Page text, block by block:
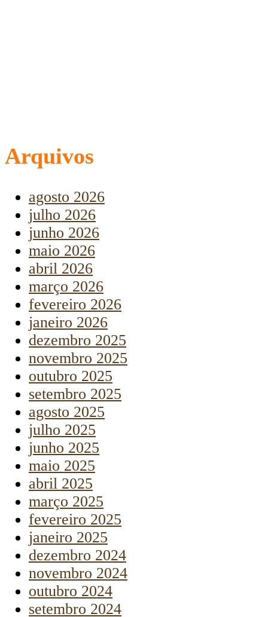
Arquivos
agosto 2026
julho 2026
junho 2026
maio 2026
abril 2026
março 2026
fevereiro 2026
janeiro 2026
dezembro 2025
novembro 2025
outubro 2025
setembro 2025
agosto 2025
julho 2025
junho 2025
maio 2025
abril 2025
março 2025
fevereiro 2025
janeiro 2025
dezembro 2024
novembro 2024
outubro 2024
setembro 2024